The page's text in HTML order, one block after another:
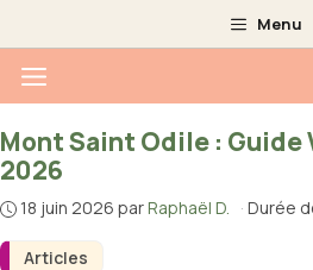
au
contenu
Menu
Menu
Articles
Mont Saint Odile : Guide
2026
18 juin 2026 parRaphaël D. · Durée